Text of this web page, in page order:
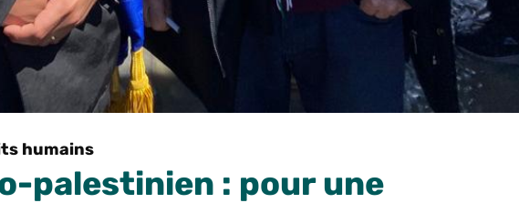
humains
palestinien : pour une